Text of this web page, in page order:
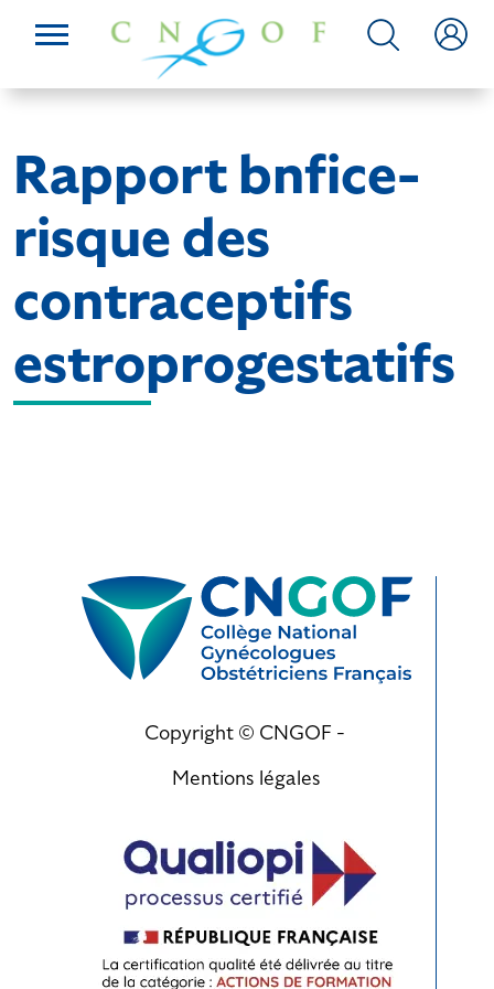
Rapport bnfice-
risque des
contraceptifs
estroprogestatifs
Copyright © CNGOF -
Mentions légales